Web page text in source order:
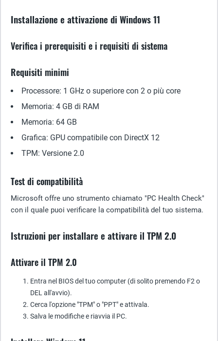
Installazione e attivazione di Windows 11
Verifica i prerequisiti e i requisiti di sistema
Requisiti minimi
Processore: 1 GHz o superiore con 2 o più core
Memoria: 4 GB di RAM
Memoria: 64 GB
Grafica: GPU compatibile con DirectX 12
TPM: Versione 2.0
Test di compatibilità
Microsoft offre uno strumento chiamato "PC Health Check"
con il quale puoi verificare la compatibilità del tuo sistema.
Istruzioni per installare e attivare il TPM 2.0
Attivare il TPM 2.0
Entra nel BIOS del tuo computer (di solito premendo F2 o
DEL all'avvio).
Cerca l'opzione "TPM" o "PPT" e attivala.
Salva le modifiche e riavvia il PC.